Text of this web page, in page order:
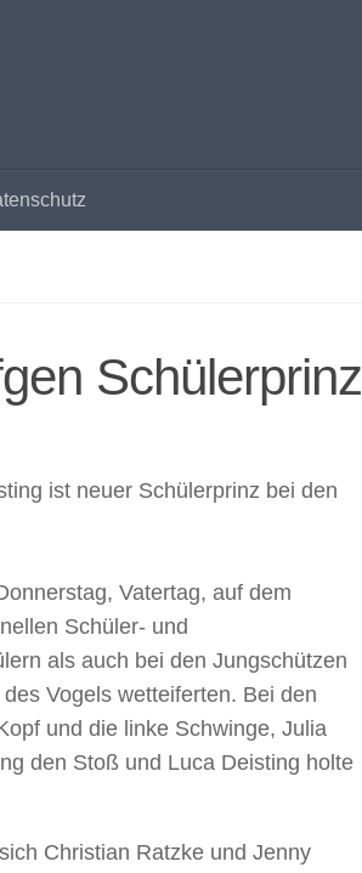
Schülerprinz
ist neuer Schülerprinz bei den
Vatertag, auf dem
Schüler- und
als auch bei den Jungschützen
Vogels wetteiferten. Bei den
und die linke Schwinge, Julia
den Stoß und Luca Deisting holte
Christian Ratzke und Jenny